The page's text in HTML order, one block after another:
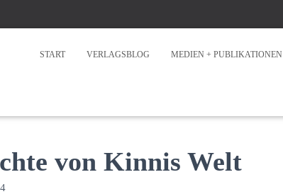
START VERLAGSBLOG MEDIEN + PUBLIKATIONEN
von Kinnis Welt